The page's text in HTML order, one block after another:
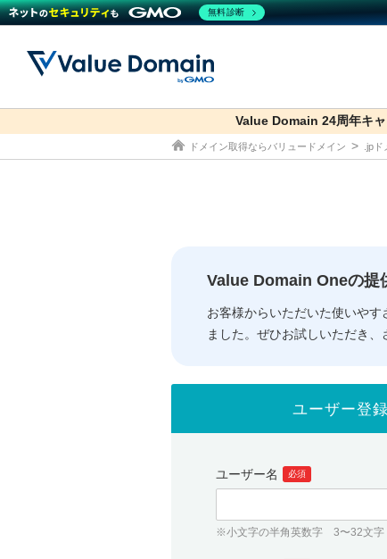
ドメイン ドメ
人気
レンタルサーバー コア
セキュリティ
サービス お得
従来のバリ
従来のバリ
Value Domain 24周年キャ
co.jpド
ドメイン取得ならバリュードメイン .jp
Value Domain Oneの提
お客様からいただいた使いや
ました。ぜひお試しいただき、
ユーザー登
ユーザー名 必須
※小文字の半角英数字 3〜32文字
無料診断